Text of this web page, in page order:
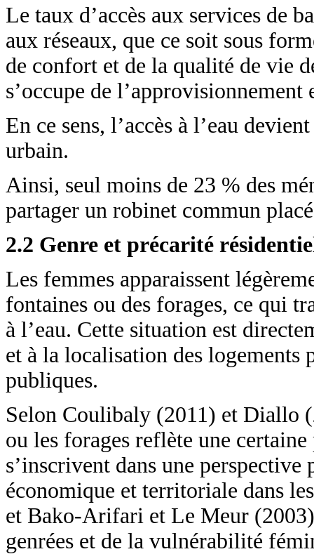
Le taux d’accès aux services de
aux réseaux, que ce soit sous
de confort et de la qualité de vie
s’occupe de l’approvisionnement
En ce sens, l’accès à l’eau
urbain.
Ainsi, seul moins de 23 % des
partager un robinet commun
2.2 Genre et précarité
Les femmes apparaissent
fontaines ou des forages, ce qui
à l’eau. Cette situation est
et à la localisation des logements
publiques.
Selon Coulibaly (2011) et Diallo
ou les forages reflète une
s’inscrivent dans une
économique et territoriale dans
et Bako-Arifari et Le Meur
genrées et de la vulnérabilité